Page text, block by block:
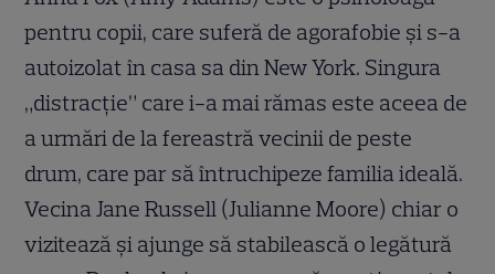
pentru copii, care suferă de agorafobie și s-a
autoizolat în casa sa din New York. Singura
„distracție” care i-a mai rămas este aceea de
a urmări de la fereastră vecinii de peste
drum, care par să întruchipeze familia ideală.
Vecina Jane Russell (Julianne Moore) chiar o
vizitează și ajunge să stabilească o legătură